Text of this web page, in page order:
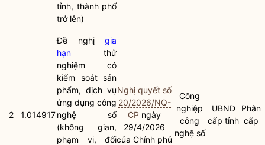
tỉnh, thành phố
trở lên)
2 1.014917
Đề nghị gia
hạn thử
nghiệm có
kiểm soát sản
phẩm, dịch vụ
ứng dụng công
nghệ số
(không gian,
phạm vi, đối
Nghị quyết số
20/2026/NQ-
CP ngày
29/4/2026
của Chính phủ
Công
nghiệp
công
nghệ số
UBND
cấp tỉnh
Phân
cấp